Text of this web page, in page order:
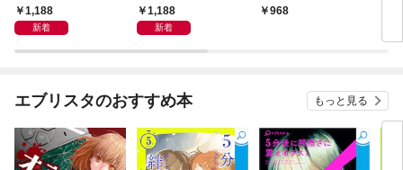
思議 ～名探偵コナン
実験・観察ファイル～
1,188
新着
議 ～名探偵コナン実
験・観察ファイル～
1,188
新着
１ 大ピラミッドの真
968
～
エブリスタのおすすめ本 もっと見る